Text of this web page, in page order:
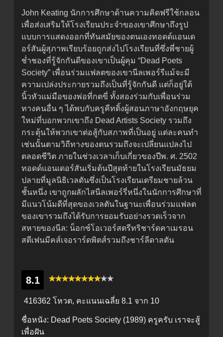
John Keating นักการศึกษาด้านความคิดฟรีใช้กลอน
เพื่อส่งเสริมให้โรงเรียนประจำของเขาศึกษาถึงรูป
แบบการแสดงออกที่ทันสมัยของตนเองทอดด์แอนเด
อร์สันผู้สุภาพเรียบร้อยถูกส่งไปโรงเรียนที่ซึ่งพี่ชายผู้
ช่ำชองที่รู้จักกันดีของเขาเป็นผู้คุม “Dead Poets
Society” เพื่อนร่วมแฟลตของเขานีลเพอร์รีแม้จะมี
ความเปล่งประกายรวมถึงเป็นที่รู้จักกันดี แต่ก็อยู่ใต้
นิ้วหัวแม่มือของพ่อที่กดขี่ ทั้งสองร่วมกับเพื่อนร่วม
ทางคนอื่น ๆ ได้พบกับครูคีทติ้งผู้สอนภาษาอังกฤษยุค
ใหม่ที่บอกพวกเขาถึง Dead Artists Society รวมถึง
กระตุ้นให้พวกเขาต่อสู้กับสภาพที่เป็นอยู่ แต่ละคนทำ
เช่นนั้นตามวิถีทางของตนรวมถึงจะเปลี่ยนแปลงไป
ตลอดชีวิต ภายในช่วงเวลาเก็บเกี่ยวของปีพ. ศ. 2502
ทอดด์แอนเดอร์สันเริ่มต้นปีสุดท้ายในโรงเรียนมัธยม
ปลายที่มูลนิธิเวลตันซึ่งเป็นโรงเรียนเตรียมชายล้วน
ชั้นหนึ่ง เขาถูกผลักไสนีลเพอร์รี่หนึ่งในนักการศึกษาที่
มีแนวโน้มดีที่สุดของเวลตันในฐานะเพื่อนร่วมแฟลต
ของเขารวมถึงได้รับการยอมรับอย่างรวดเร็วจาก
สหายของนีล: น็อกซ์โอเวอร์สตรีทริชาร์ดคาเมรอน
สตีเฟนมีคส์เจอราร์ดพิตส์รวมถึงชาร์ลีดาลตัน
8.1
416362 โหวต, คะแนนเฉลี่ย 8.1 จาก 10
ชื่อหนัง: Dead Poets Society (1989) ครูครับ เราจะสู้
เพื่อฝัน